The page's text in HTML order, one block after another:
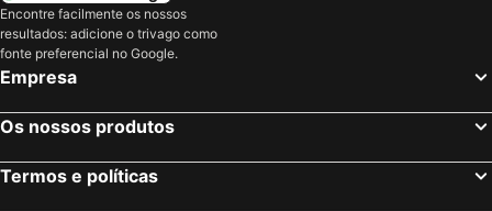
Aix-les-Bains, Ródano-Alpes Hotéis
Les Deux Alpes, Ródano-Alpes Hotéis
Nice, Provença-Alpes-Costa Azul Hotéis
Estrasburgo, Alsácia Hotéis
Bordéus, Aquitânia Hotéis
Colmar, Alsácia Hotéis
Encontre facilmente os nossos
resultados: adicione o trivago como
fonte preferencial no Google.
Empresa
Os nossos produtos
Termos e políticas